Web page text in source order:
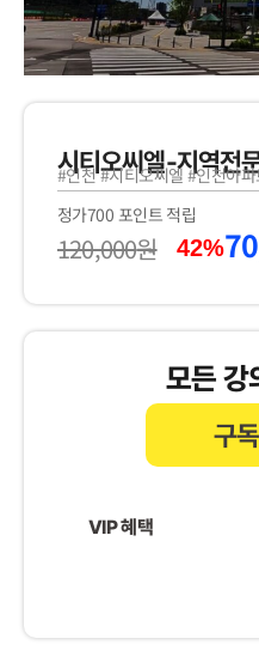
시티오씨엘-지역전
#인천 #시티오씨엘 #인천아파
정가원래
가격:
현재
가격:
700 포인트 적립
120,000원 42%
모든 강
구
VIP 혜택